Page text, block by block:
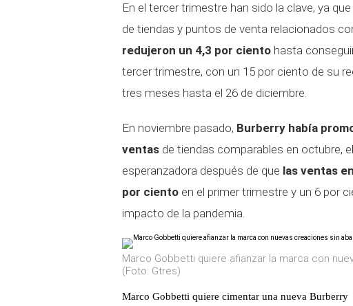
En el tercer trimestre han sido la clave, ya
de tiendas y puntos de venta relacionados
redujeron un 4,3 por ciento hasta
tercer trimestre, con un 15 por ciento de su
tres meses hasta el 26 de diciembre.
En noviembre pasado, Burberry había
ventas de tiendas comparables en octubre,
esperanzadora después de que las ventas
por ciento en el primer trimestre y un 6 por
impacto de la pandemia.
Marco Gobbetti quiere afianzar la marca con
(Foto: Gtres)
Marco Gobbetti quiere cimentar una nueva Burberry